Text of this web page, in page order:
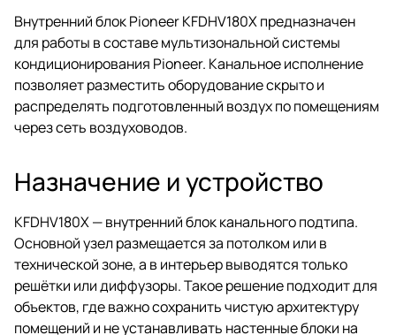
Внутренний блок Pioneer KFDHV180X предназначен
для работы в составе мультизональной системы
кондиционирования Pioneer. Канальное исполнение
позволяет разместить оборудование скрыто и
распределять подготовленный воздух по помещениям
через сеть воздуховодов.
Назначение и устройство
KFDHV180X — внутренний блок канального подтипа.
Основной узел размещается за потолком или в
технической зоне, а в интерьер выводятся только
решётки или диффузоры. Такое решение подходит для
объектов, где важно сохранить чистую архитектуру
помещений и не устанавливать настенные блоки на